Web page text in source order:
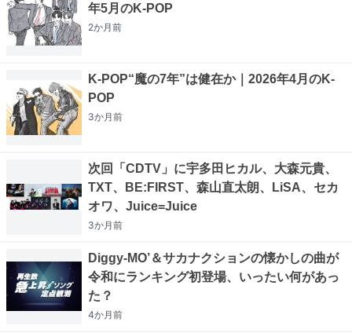
年5月のK-POP
2か月前
K-POP“魔の7年”は健在か｜2026年4月のK-
POP
3か月前
次回「CDTV」に宇多田ヒカル、大森元貴、
TXT、BE:FIRST、森山直太朗、LiSA、セカ
オワ、Juice=Juice
3か月前
Diggy-MO’＆サカナクションの懐かしの曲が
令和にランキング初登場、いったい何があっ
た？
4か月前